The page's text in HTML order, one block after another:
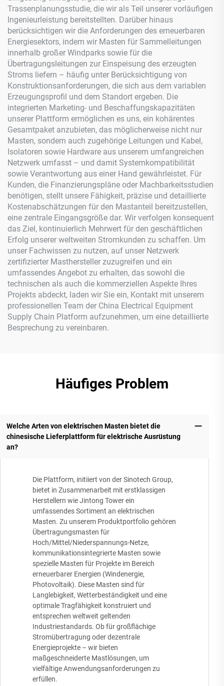
Trassenplanungsstudie, die wir als Teil unserer vorläufigen
Ingenieurleistung bereitstellten. Darüber hinaus
berücksichtigen wir die Anforderungen des erneuerbaren
Energiesektors, indem wir Masten für Sammelleitungen
innerhalb großer Windparks sowie für die
Übertragungsleitungen zur Einspeisung des erzeugten
Stroms liefern – häufig unter Berücksichtigung von
Konstruktionsanforderungen, die sich aus dem variablen
Erzeugungsprofil und dem Standort ergeben. Die
integrierten Marketing- und Beschaffungskapazitäten
unserer Plattform ermöglichen es uns, ein kohärentes
Gesamtpaket anzubieten, das möglicherweise nicht nur
Masten, sondern auch zugehörige Leitungen und Kabel,
Isolatoren sowie Hardware aus unserem umfangreichen
Netzwerk umfasst – und damit Systemkompatibilität
sowie Verantwortung aus einer Hand gewährleistet. Für
Kunden, die Finanzierungspläne oder Machbarkeitsstudien
benötigen, stellt unsere Fähigkeit, präzise und detaillierte
Kostenabschätzungen für den Mastanteil bereitzustellen,
eine zentrale Eingangsgröße dar. Wir verfolgen konsequent
das Ziel, kontinuierlich Mehrwert für den geschäftlichen
Erfolg unserer weltweiten Stromkunden zu schaffen. Um
unser Fachwissen zu nutzen, auf unser Netzwerk
zertifizierter Masthersteller zuzugreifen und ein
umfassendes Angebot zu erhalten, das sowohl die
technischen als auch die kommerziellen Aspekte Ihres
Projekts abdeckt, laden wir Sie ein, Kontakt mit unserem
professionellen Team der China Electrical Equipment
Supply Chain Platform aufzunehmen, um eine detaillierte
Besprechung zu vereinbaren.
Häufiges Problem
Welche Arten von elektrischen Masten bietet die
chinesische Lieferplattform für elektrische Ausrüstung
an?
Die Plattform, initiiert von der Sinotech Group,
bietet in Zusammenarbeit mit erstklassigen
Herstellern wie Jintong Tower ein
umfassendes Sortiment an elektrischen
Masten. Zu unserem Produktportfolio gehören
Übertragungsmasten für
Hoch/Mittel/Niederspannungs-Netze,
kommunikationsintegrierte Masten sowie
spezielle Masten für Projekte im Bereich
erneuerbarer Energien (Windenergie,
Photovoltaik). Diese Masten sind für
Langlebigkeit, Wetterbeständigkeit und eine
optimale Tragfähigkeit konstruiert und
entsprechen weltweit geltenden
Industriestandards. Ob für großflächige
Stromübertragung oder dezentrale
Energieprojekte – wir bieten
maßgeschneiderte Mastlösungen, um
vielfältige Anwendungsanforderungen zu
erfüllen.